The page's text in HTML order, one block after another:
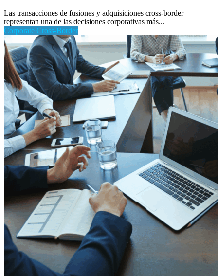
Las transacciones de fusiones y adquisiciones cross-border
representan una de las decisiones corporativas más...
Corporate Cross-Border